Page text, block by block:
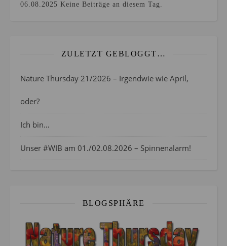
06.08.2025 Keine Beiträge an diesem Tag.
ZULETZT GEBLOGGT…
Nature Thursday 21/2026 – Irgendwie wie April,
oder?
Ich bin…
Unser #WIB am 01./02.08.2026 – Spinnenalarm!
BLOGSPHÄRE